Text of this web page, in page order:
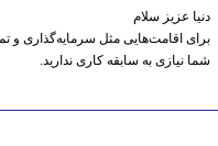
دنیا عزیز سلام
برای اقامت‌هایی مثل سرمایه‌گذاری و
شما نیازی به سابقه کاری ندارید.